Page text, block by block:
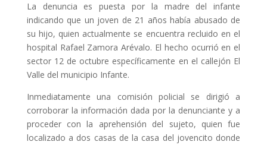
La denuncia es puesta por la madre del infante
indicando que un joven de 21 años había abusado de
su hijo, quien actualmente se encuentra recluido en el
hospital Rafael Zamora Arévalo. El hecho ocurrió en el
sector 12 de octubre específicamente en el callejón El
Valle del municipio Infante.
Inmediatamente una comisión policial se dirigió a
corroborar la información dada por la denunciante y a
proceder con la aprehensión del sujeto, quien fue
localizado a dos casas de la casa del jovencito donde